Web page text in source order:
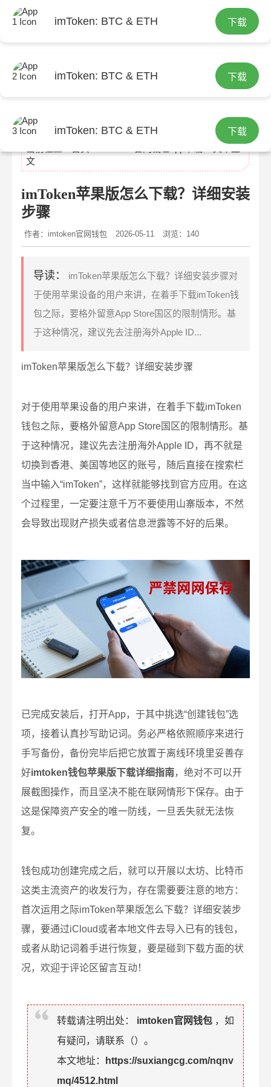
imToken: BTC & ETH 下载
imToken: BTC & ETH 下载
imToken: BTC & ETH 下载
文
imToken苹果版怎么下载？详细安装
步骤
作者：imtoken官网钱包 2026-05-11 浏览：140
导读：
imToken苹果版怎么下载？详细安装步骤对
于使用苹果设备的用户来讲，在着手下载imToken钱
包之际，要格外留意App Store国区的限制情形。基
于这种情况，建议先去注册海外Apple ID...
imToken苹果版怎么下载？详细安装步骤
对于使用苹果设备的用户来讲，在着手下载imToken
钱包之际，要格外留意App Store国区的限制情形。基
于这种情况，建议先去注册海外Apple ID，再不就是
切换到香港、美国等地区的账号，随后直接在搜索栏
当中输入“imToken”，这样就能够找到官方应用。在这
个过程里，一定要注意千万不要使用山寨版本，不然
会导致出现财产损失或者信息泄露等不好的后果。
已完成安装后，打开App，于其中挑选“创建钱包”选
项，接着认真抄写助记词。务必严格依照顺序来进行
手写备份，备份完毕后把它放置于离线环境里妥善存
好imtoken钱包苹果版下载详细指南，绝对不可以开
展截图操作，而且坚决不能在联网情形下保存。由于
这是保障资产安全的唯一防线，一旦丢失就无法恢
复。
钱包成功创建完成之后，就可以开展以太坊、比特币
这类主流资产的收发行为，存在需要要注意的地方：
首次运用之际imToken苹果版怎么下载？详细安装步
骤，要通过iCloud或者本地文件去导入已有的钱包，
或者从助记词着手进行恢复，要是碰到下载方面的状
况，欢迎于评论区留言互动！
转载请注明出处： imtoken官网钱包 ，如
有疑问，请联系（）。
本文地址：
https://suxiangcg.com/nqnv
mq/4512.html